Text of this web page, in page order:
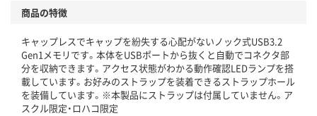
この商品の環境配慮ポイントです。下記商品詳細「
アスクル商品環境スコア詳細／加点項目
」で確認できます。
商品の特徴
キャップレスでキャップを紛失する心配がないノック式USB3.2
Gen1メモリです。本体をUSBポートから抜くと自動でコネクタ部
分を収納できます。アクセス状態がわかる動作確認LEDランプを搭
載しています。お好みのストラップを装着できるストラップホール
を装備しています。※本製品にストラップは付属していません。ア
スクル限定・ロハコ限定